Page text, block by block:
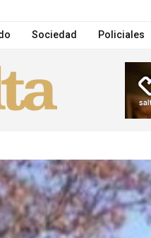
por Lebón y Aznar en vivo por
Sociedad Policiales